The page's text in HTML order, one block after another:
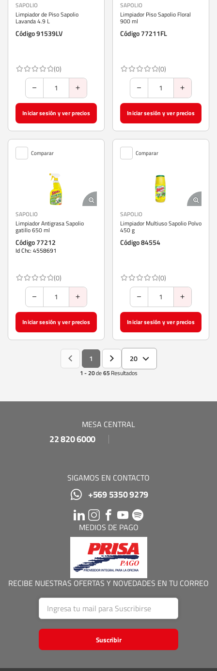
SAPOLIO
Limpiador de Piso Sapolio
Lavanda 4.9 L
Código 91539LV
(0)
Iniciar sesión y ver precios
SAPOLIO
Limpiador Piso Sapolio Floral
900 ml
Código 77211FL
(0)
Iniciar sesión y ver precios
Comparar
SAPOLIO
Limpiador Antigrasa Sapolio
gatillo 650 ml
Código 77212
Id Chc: 4558691
(0)
Iniciar sesión y ver precios
Comparar
SAPOLIO
Limpiador Multiuso Sapolio Polvo
450 g
Código 84554
(0)
Iniciar sesión y ver precios
1 - 20de65 Resultados
1 20
MESA CENTRAL
22 820 6000
SIGAMOS EN CONTACTO
+569 5350 9279
MEDIOS DE PAGO
RECIBE NUESTRAS OFERTAS Y NOVEDADES EN TU CORREO
Suscribir